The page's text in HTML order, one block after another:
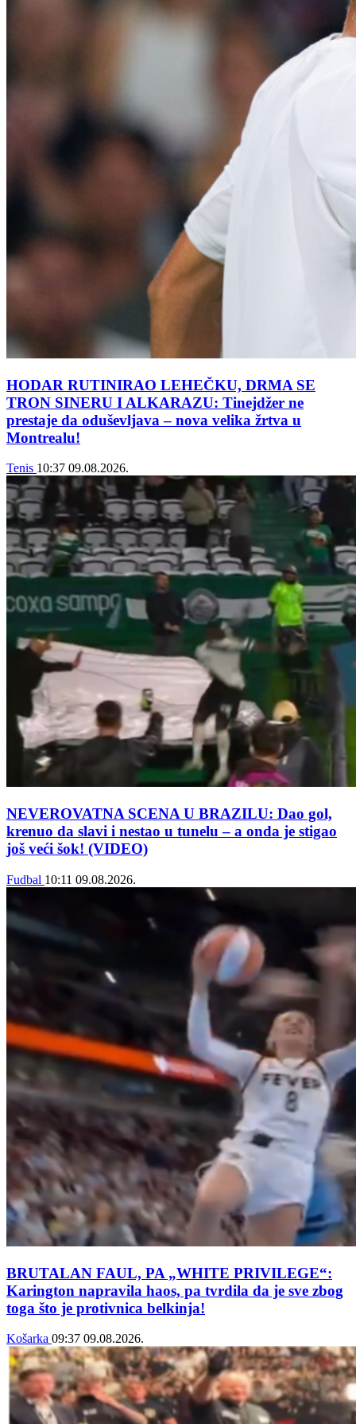
HODAR RUTINIRAO LEHEČKU, DRMA SE
TRON SINERU I ALKARAZU: Tinejdžer ne
prestaje da oduševljava – nova velika žrtva u
Montrealu!
Tenis 10:37 09.08.2026.
NEVEROVATNA SCENA U BRAZILU: Dao gol,
krenuo da slavi i nestao u tunelu – a onda je stigao
još veći šok! (VIDEO)
Fudbal 10:11 09.08.2026.
BRUTALAN FAUL, PA „WHITE PRIVILEGE“:
Karington napravila haos, pa tvrdila da je sve zbog
toga što je protivnica belkinja!
Košarka 09:37 09.08.2026.